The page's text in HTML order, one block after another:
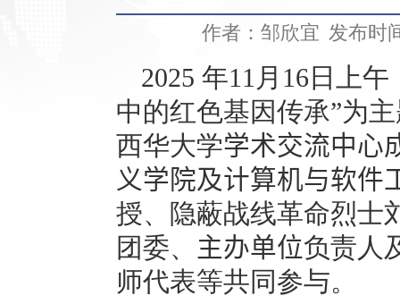
作者：邹欣宜 发布时
2025 年11 月 16 日上
中的红色基因传承”为
西华大学学术交流中心
义学院及计算机与软件
授、隐蔽战线革命烈士
团委、 主办单位负责人
师代表等共同参与。